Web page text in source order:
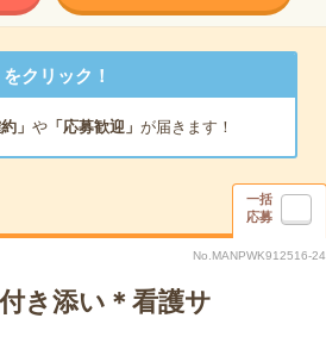
クリック！
」 や「応募歓迎」 が届きます！
一括
応募
No.MANPWK912516-24
き添い＊看護サ